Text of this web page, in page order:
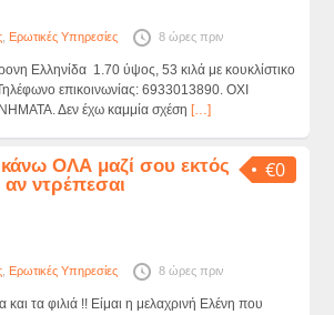
, Ερωτικές Υπηρεσίες 8 ώρες πριν
Ελληνίδα 1.70 ύψος, 53 κιλά με κουκλίστικο
επικοινωνίας: 6933013890. ΟΧΙ
Δεν έχω καμμία σχέση […]
€0
ΟΛΑ μαζί σου εκτός
αν ντρέπεσαι
, Ερωτικές Υπηρεσίες 8 ώρες πριν
τα φιλιά !! Είμαι η μελαχρινή Ελένη που